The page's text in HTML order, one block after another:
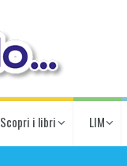
Scopri i libri LIM